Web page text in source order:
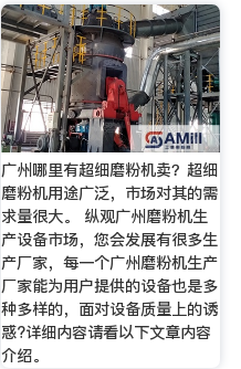
广州哪里有超细磨粉机卖？超细
磨粉机用途广泛，市场对其的需
求量很大。 纵观广州磨粉机生
产设备市场，您会发展有很多生
产厂家，每一个广州磨粉机生产
厂家能为用户提供的设备也是多
种多样的，面对设备质量上的诱
惑?详细内容请看以下文章内容
介绍。